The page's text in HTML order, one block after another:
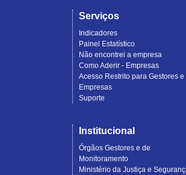
Serviços
Indicadores
Painel Estatístico
Não encontrei a empresa
Como Aderir - Empresas
Acesso Restrito para Gestores e
Empresas
Suporte
Institucional
Órgãos Gestores e de
Monitoramento
Ministério da Justiça e